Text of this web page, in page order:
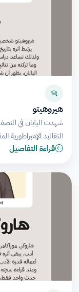
هيروهيتو
شهدت اليابان في
التقاليد
قراءة التفاصيل